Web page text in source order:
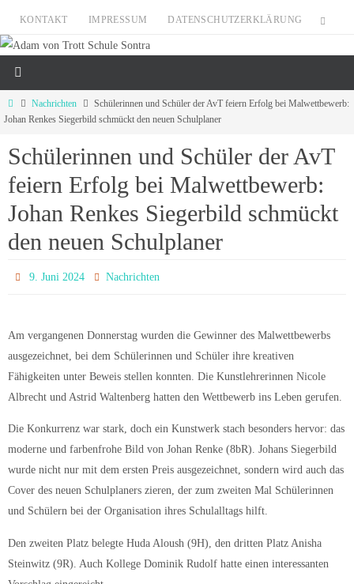
Zum
Inhalt
springen
KONTAKT IMPRESSUM DATENSCHUTZERKLÄRUNG
StartNachrichten
Schülerinnen und Schüler der AvT feiern Erfolg bei Malwettbewerb:
Johan Renkes Siegerbild schmückt den neuen Schulplaner
Schülerinnen und Schüler der AvT
feiern Erfolg bei Malwettbewerb:
Johan Renkes Siegerbild schmückt
den neuen Schulplaner
9. Juni 2024 Nachrichten
Am vergangenen Donnerstag wurden die Gewinner des Malwettbewerbs
ausgezeichnet, bei dem Schülerinnen und Schüler ihre kreativen
Fähigkeiten unter Beweis stellen konnten. Die Kunstlehrerinnen Nicole
Albrecht und Astrid Waltenberg hatten den Wettbewerb ins Leben gerufen.
Die Konkurrenz war stark, doch ein Kunstwerk stach besonders hervor: das
moderne und farbenfrohe Bild von Johan Renke (8bR). Johans Siegerbild
wurde nicht nur mit dem ersten Preis ausgezeichnet, sondern wird auch das
Cover des neuen Schulplaners zieren, der zum zweiten Mal Schülerinnen
und Schülern bei der Organisation ihres Schulalltags hilft.
Den zweiten Platz belegte Huda Aloush (9H), den dritten Platz Anisha
Steinwitz (9R). Auch Kollege Dominik Rudolf hatte einen interessanten